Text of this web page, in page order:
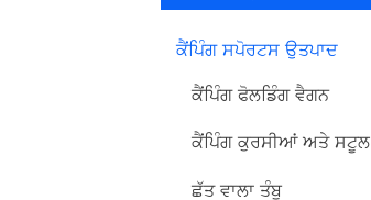
ਕੈਂਪਿੰਗ ਸਪੋਰਟਸ ਉਤਪਾਦ
ਕੈਂਪਿੰਗ ਫੋਲਡਿੰਗ ਵੈਗਨ
ਕੈਂਪਿੰਗ ਕੁਰਸੀਆਂ ਅਤੇ ਸਟੂਲ
ਛੱਤ ਵਾਲਾ ਤੰਬੂ